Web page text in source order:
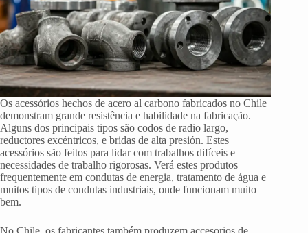
Os acessórios hechos de acero al carbono fabricados no Chile
demonstram grande resistência e habilidade na fabricação.
Alguns dos principais tipos são codos de radio largo,
reductores excéntricos, e bridas de alta presión. Estes
acessórios são feitos para lidar com trabalhos difíceis e
necessidades de trabalho rigorosas. Verá estes produtos
frequentemente em condutas de energia, tratamento de água e
muitos tipos de condutas industriais, onde funcionam muito
bem.
No Chile, os fabricantes também produzem accesorios de